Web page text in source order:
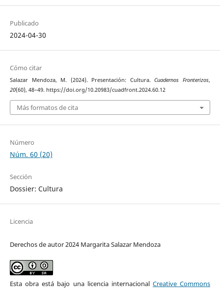
Publicado
2024-04-30
Cómo citar
Salazar Mendoza, M. (2024). Presentación: Cultura.Cuadernos Fronterizos,
20(60), 48–49. https://doi.org/10.20983/cuadfront.2024.60.12
Más formatos de cita
Número
Núm. 60 (20)
Sección
Dossier: Cultura
Licencia
Derechos de autor 2024 Margarita Salazar Mendoza
Esta obra está bajo una licencia internacional Creative Commons